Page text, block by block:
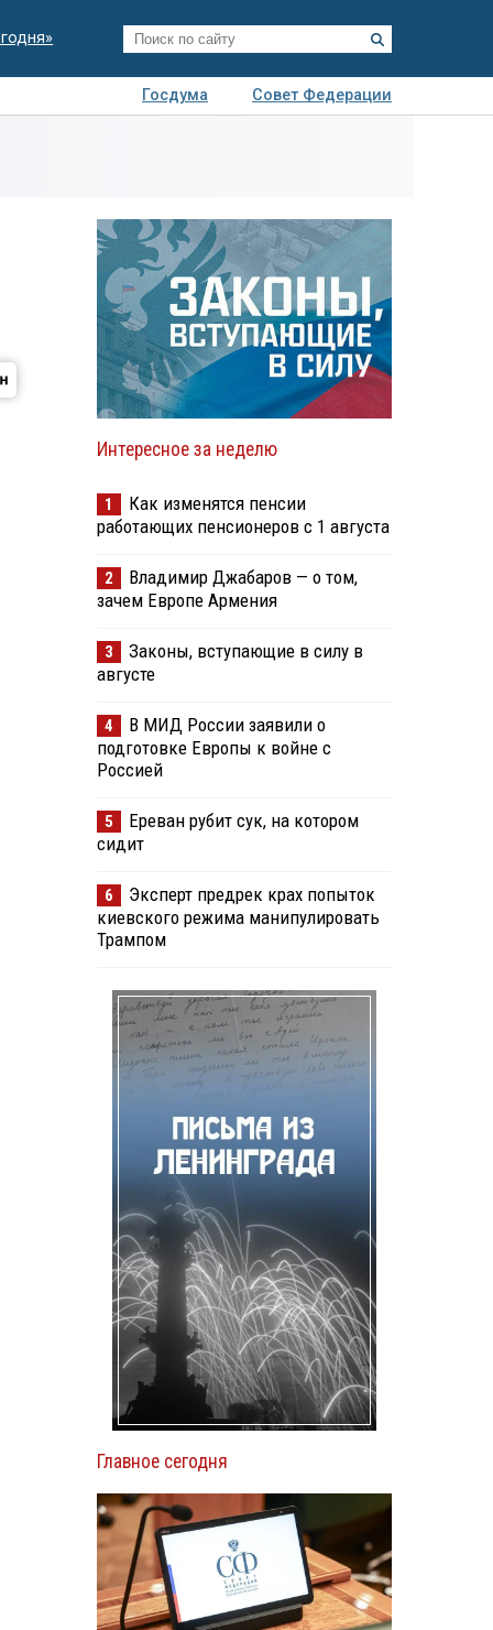
Госдума
Совет Федерации
Интересное за неделю
1
Как изменятся пенсии
работающих пенсионеров с 1 августа
2
Владимир Джабаров — о том,
зачем Европе Армения
3
Законы, вступающие в силу в
августе
4
В МИД России заявили о
подготовке Европы к войне с
Россией
5
Ереван рубит сук, на котором
сидит
6
Эксперт предрек крах попыток
киевского режима манипулировать
Трампом
Главное сегодня